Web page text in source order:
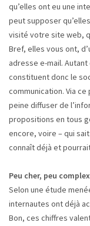
qu’elles ont eu une
peut supposer
visité votre site web,
Bref, elles vous ont,
adresse e-mail.
constituent donc le
communication. Via
peine diffuser de
propositions en tous
encore, voire – qui
connaît déjà et
Peu cher, peu
Selon une étude
internautes ont déjà
Bon, ces chiffres